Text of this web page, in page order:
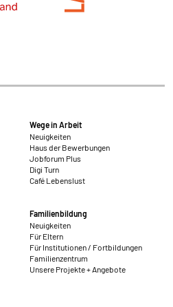
Wege in Arbeit
Neuigkeiten
Haus der Bewerbungen
Jobforum Plus
Digi Turn
Café Lebenslust
Familienbildung
Neuigkeiten
Für Eltern
Für Institutionen / Fortbildungen
Familienzentrum
Unsere Projekte + Angebote